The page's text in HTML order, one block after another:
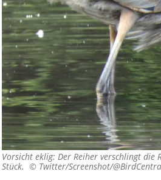
Vorsicht eklig: Der Reiher verschlingt die
Stück. © Twitter/Screenshot/